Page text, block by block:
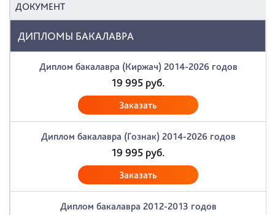
ДОКУМЕНТ
ДИПЛОМЫ БАКАЛАВРА
Диплом бакалавра (Киржач) 2014-2026 годов
19 995руб.
Заказать
Диплом бакалавра (Гознак) 2014-2026 годов
19 995руб.
Заказать
Диплом бакалавра 2012-2013 годов